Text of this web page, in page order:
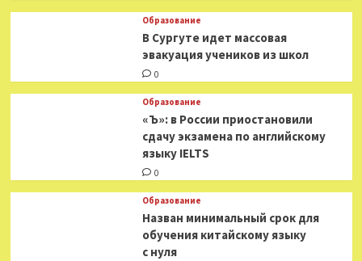
Образование
В Сургуте идет массовая
эвакуация учеников из школ
0
Образование
«Ъ»: в России приостановили
сдачу экзамена по английскому
языку IELTS
0
Образование
Назван минимальный срок для
обучения китайскому языку
с нуля